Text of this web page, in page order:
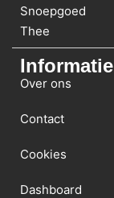
Snoepgoed
Thee
Informatie
Over ons
Contact
Cookies
Dashboard